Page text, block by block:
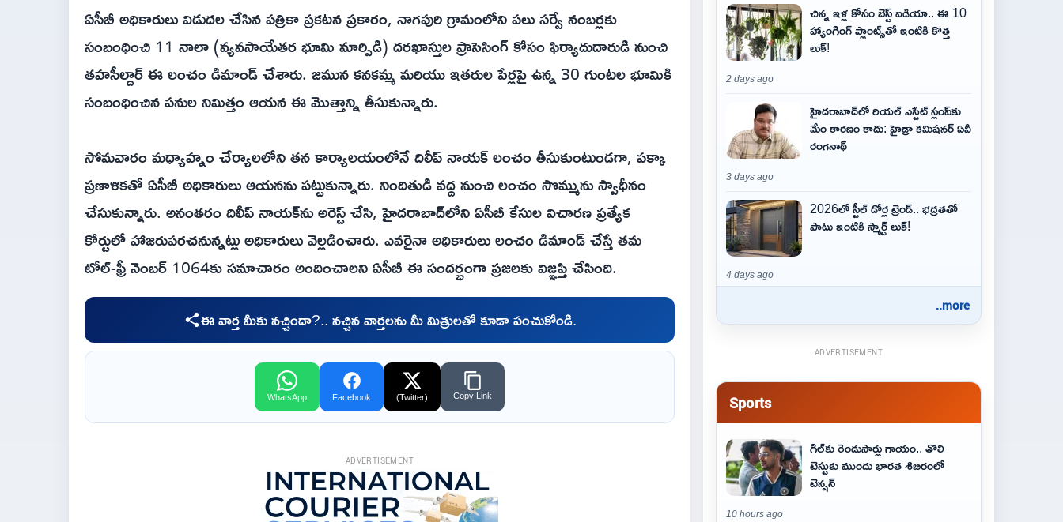
ఏసీబీ అధికారులు విడుదల చేసిన పత్రికా ప్రకటన ప్రకారం, నాగపురి గ్రామంలోని పలు సర్వే నంబర్లకు
సంబంధించి 11 నాలా (వ్యవసాయేతర భూమి మార్పిడి) దరఖాస్తుల ప్రాసెసింగ్ కోసం ఫిర్యాదుదారుడి నుంచి
తహసీల్దార్ ఈ లంచం డిమాండ్ చేశారు. జమున కనకమ్మ మరియు ఇతరుల పేర్లపై ఉన్న 30 గుంటల భూమికి
సంబంధించిన పనుల నిమిత్తం ఆయన ఈ మొత్తాన్ని తీసుకున్నారు.
సోమవారం మధ్యాహ్నం చేర్యాలలోని తన కార్యాలయంలోనే దిలీప్ నాయక్ లంచం తీసుకుంటుండగా, పక్కా
ప్రణాళికతో ఏసీబీ అధికారులు ఆయనను పట్టుకున్నారు. నిందితుడి వద్ద నుంచి లంచం సొమ్మును స్వాధీనం
చేసుకున్నారు. అనంతరం దిలీప్ నాయక్‌ను అరెస్ట్ చేసి, హైదరాబాద్‌లోని ఏసీబీ కేసుల విచారణ ప్రత్యేక
కోర్టులో హాజరుపరచనున్నట్లు అధికారులు వెల్లడించారు. ఎవరైనా అధికారులు లంచం డిమాండ్ చేస్తే తమ
టోల్-ఫ్రీ నెంబర్ 1064కు సమాచారం అందించాలని ఏసీబీ ఈ సందర్భంగా ప్రజలకు విజ్ఞప్తి చేసింది.
ఈ వార్త మీకు నచ్చిందా?.. నచ్చిన వార్తలను మీ మిత్రులతో కూడా పంచుకోండి.
WhatsApp Facebook (Twitter) Copy Link
ADVERTISEMENT
చిన్న ఇళ్ల కోసం బెస్ట్ ఐడియా.. ఈ 10
హ్యాంగింగ్ ప్లాంట్స్‌తో ఇంటికి కొత్త
లుక్!
2 days ago
హైదరాబాద్‌లో రియల్ ఎస్టేట్ స్లంప్‌కు
మేం కారణం కాదు: హైడ్రా కమిషనర్ ఏవీ
రంగనాథ్
3 days ago
2026లో స్టీల్ డోర్ల ట్రెండ్.. భద్రతతో
పాటు ఇంటికి స్మార్ట్ లుక్!
4 days ago
..more
ADVERTISEMENT
Sports
గిల్‌కు రెండుసార్లు గాయం.. తొలి
టెస్టుకు ముందు భారత శిబిరంలో
టెన్షన్
10 hours ago